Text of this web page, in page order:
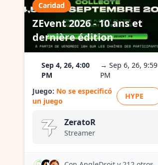
Caridad
ZEvent 2026 - 10 ans et
dernière édition
Sep 4, 26, 4:00
PM
→ Sep 6, 26, 9:59
PM
Juego: No se especificó
un juego
HYPE
ZeratoR
Streamer